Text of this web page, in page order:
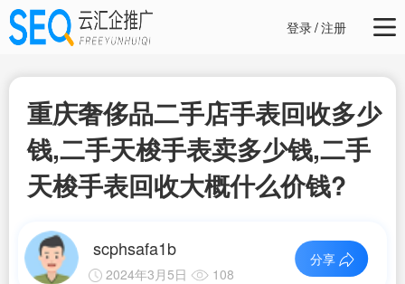
登录/注册
重庆奢侈品二手店手表回收多少
钱,二手天梭手表卖多少钱,二手
天梭手表回收大概什么价钱?
scphsafa1b
2024年3月5日 108
分享